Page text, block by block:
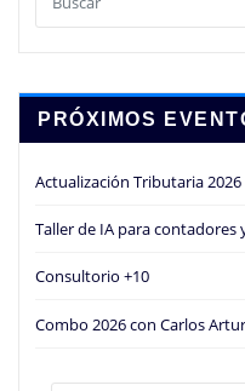
PRÓXIMOS
Actualización Tributaria 2026
Taller de IA para contadores
Consultorio +10
Combo 2026 con Carlos